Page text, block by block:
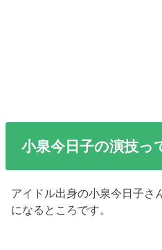
小泉今日子の演技っ
アイドル出身の小泉今日子さ
になるところです。